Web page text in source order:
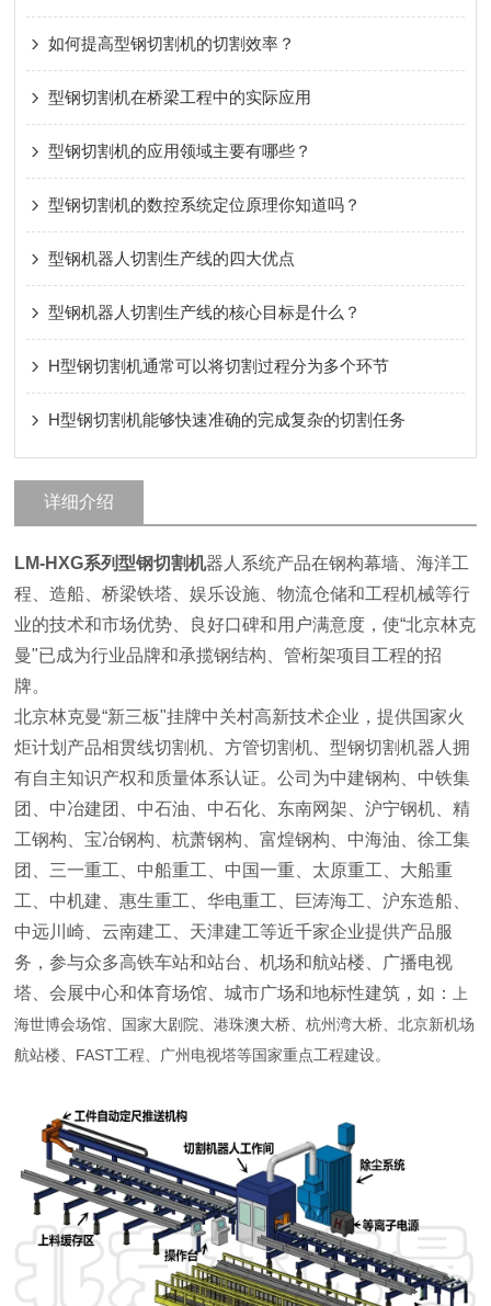
如何提高型钢切割机的切割效率？
型钢切割机在桥梁工程中的实际应用
型钢切割机的应用领域主要有哪些？
型钢切割机的数控系统定位原理你知道吗？
型钢机器人切割生产线的四大优点
型钢机器人切割生产线的核心目标是什么？
H型钢切割机通常可以将切割过程分为多个环节
H型钢切割机能够快速准确的完成复杂的切割任务
详细介绍
LM-HXG系列型钢切割机器人系统产品在钢构幕墙、海洋工
程、造船、桥梁铁塔、娱乐设施、物流仓储和工程机械等行
业的技术和市场优势、良好口碑和用户满意度，使“北京林克
曼"已成为行业品牌和承揽钢结构、管桁架项目工程的招
牌。
北京林克曼“新三板"挂牌中关村高新技术企业，提供国家火
炬计划产品相贯线切割机、方管切割机、型钢切割机器人拥
有自主知识产权和质量体系认证。公司为中建钢构、中铁集
团、中冶建团、中石油、中石化、东南网架、沪宁钢机、精
工钢构、宝冶钢构、杭萧钢构、富煌钢构、中海油、徐工集
团、三一重工、中船重工、中国一重、太原重工、大船重
工、中机建、惠生重工、华电重工、巨涛海工、沪东造船、
中远川崎、云南建工、天津建工等近千家企业提供产品服
务，参与众多高铁车站和站台、机场和航站楼、广播电视
塔、会展中心和体育场馆、城市广场和地标性建筑，如：
上
海世博会场馆、国家大剧院、港珠澳大桥、杭州湾大桥、北京新机场
航站楼、FAST工程、广州电视塔等国家重点工程建设。